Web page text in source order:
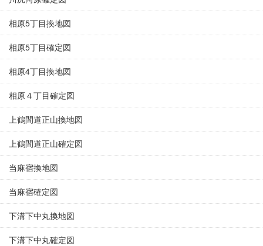
相原5丁目換地図
相原5丁目確定図
相原4丁目換地図
相原４丁目確定図
上鶴間道正山換地図
上鶴間道正山確定図
当麻宿換地図
当麻宿確定図
下溝下中丸換地図
下溝下中丸確定図